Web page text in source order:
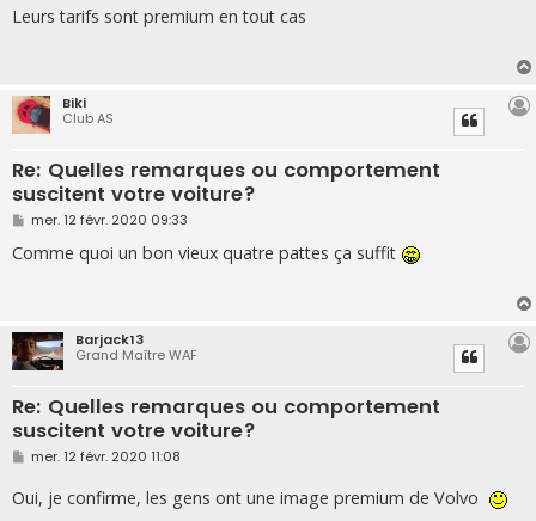
s
s
Leurs tarifs sont premium en tout cas
Biki
Club AS
Re: Quelles remarques ou comportement
suscitent votre voiture?
M
s
s
mer. 12 févr. 2020 09:33
Comme quoi un bon vieux quatre pattes ça suffit
Barjack13
Grand Maître WAF
Re: Quelles remarques ou comportement
suscitent votre voiture?
M
s
mer. 12 févr. 2020 11:08
Oui, je confirme, les gens ont une image premium de Volvo